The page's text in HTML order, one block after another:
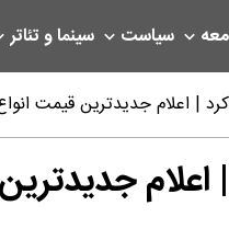
سیاست سینما و تئاتر
| اعلام جدیدترین قیمت انواع طلا و
جدیدترین